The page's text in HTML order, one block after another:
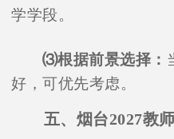
学学段。
⑶根据前景选择：
好，可优先考虑。
五、烟台2027教